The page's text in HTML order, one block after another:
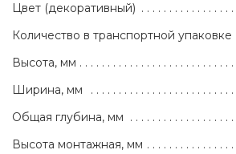
Цвет (декоративный)
Количество в транспортной упаковке
Высота, мм
Ширина, мм
Общая глубина, мм
Высота монтажная, мм